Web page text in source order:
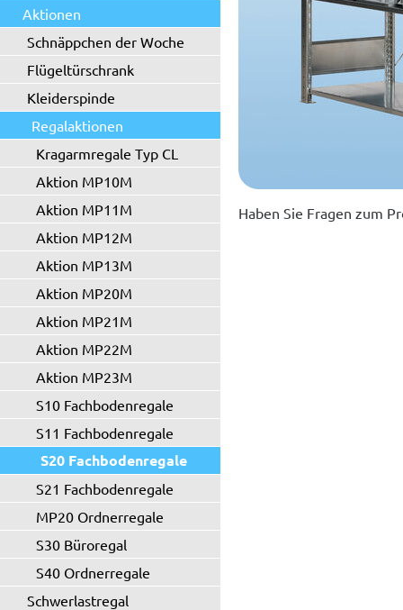
Aktionen
Schnäppchen der Woche
Flügeltürschrank
Kleiderspinde
Regalaktionen
Kragarmregale Typ CL
Aktion MP10M
Aktion MP11M
Aktion MP12M
Aktion MP13M
Aktion MP20M
Aktion MP21M
Aktion MP22M
Aktion MP23M
S10 Fachbodenregale
S11 Fachbodenregale
S20 Fachbodenregale
S21 Fachbodenregale
MP20 Ordnerregale
S30 Büroregal
S40 Ordnerregale
Schwerlastregal
Haben Sie Fragen zum